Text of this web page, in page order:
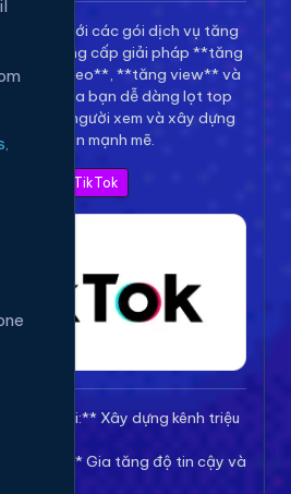
của bạn với các gói dịch vụ tăng
tôi cung cấp giải pháp **tăng
tim video**, **tăng view** và
video của bạn dễ dàng lọt top
triệu người xem và xây dựng
cá nhân mạnh mẽ.
Bảng Giá TikTok
Theo dõi:** Xây dựng kênh triệu
Video:** Gia tăng độ tin cậy và